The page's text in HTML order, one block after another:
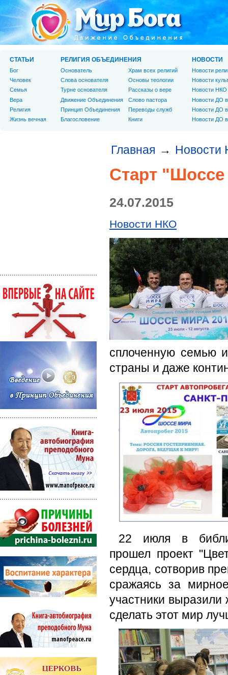
Главная → Новости
Старт "Шоссе
24.07.2015
Новости НКО
сплоченную семью
страны и даже
22 июля в
прошел проект
сердца, сотворив
сражаясь за
участники выразили
сделать этот мир
СТАТЬИ
Бог
Человек
Cемья
Вера
Религия
Жизнь вечная
РЕЛИГИЯ ОБЪЕДИНЕНИЯ
Основатель
Слова основателя
Турне основателя
Движение Объединения
Принцип Объединения
Благословение
Храм всех религий
Основы теологии
Рассказы о вере
Слово пастора
Переводы служб
Книги
НОВОСТИ
Новости
Новости
Новости НКО
Новости ДО
Новости ДО
Новости ДО